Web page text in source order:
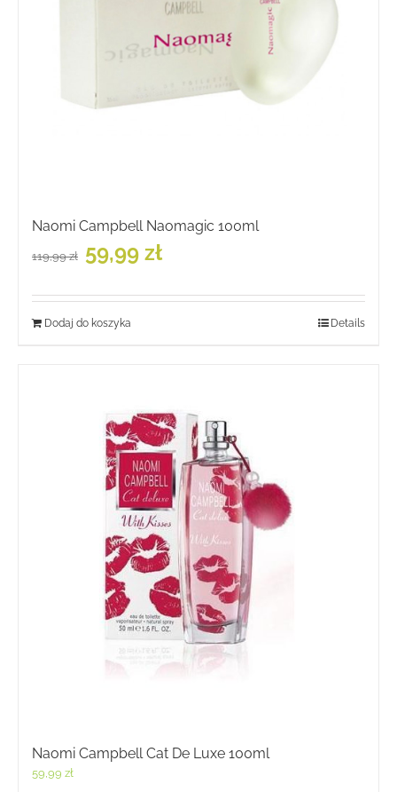
Naomi Campbell Naomagic 100ml
119,99zł
Pierwotna
cena
119,99 zł.
59,99 złcena
59,99 zł.
Dodaj do koszyka Details
Naomi Campbell Cat De Luxe 100ml
59,99 zł